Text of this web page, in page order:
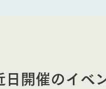
日開催のイベ